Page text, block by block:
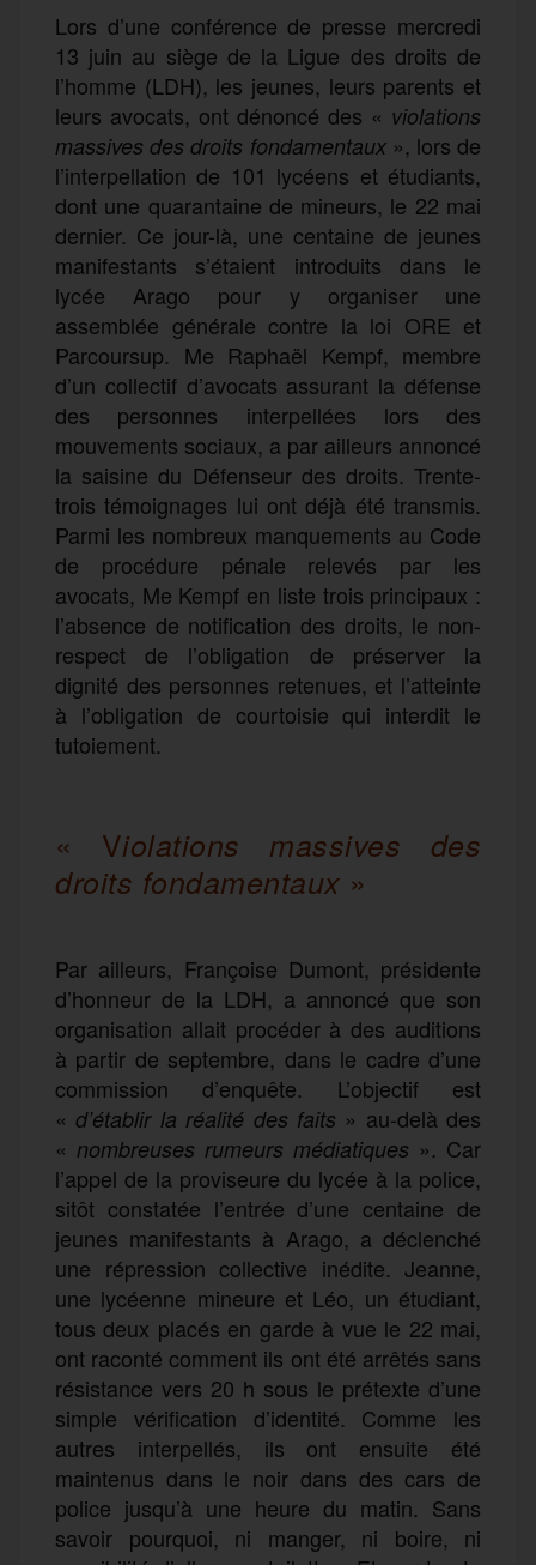
Lors d’une conférence de presse mercredi
13 juin au siège de la Ligue des droits de
l’homme (LDH), les jeunes, leurs parents et
leurs avocats, ont dénoncé des « violations
massives des droits fondamentaux», lors de
l’interpellation de 101 lycéens et étudiants,
dont une quarantaine de mineurs, le 22 mai
dernier. Ce jour-là, une centaine de jeunes
manifestants s’étaient introduits dans le
lycée Arago pour y organiser une
assemblée générale contre la loi ORE et
Parcoursup. Me Raphaël Kempf, membre
d’un collectif d’avocats assurant la défense
des personnes interpellées lors des
mouvements sociaux, a par ailleurs annoncé
la saisine du Défenseur des droits. Trente-
trois témoignages lui ont déjà été transmis.
Parmi les nombreux manquements au Code
de procédure pénale relevés par les
avocats, Me Kempf en liste trois principaux :
l’absence de notification des droits, le non-
respect de l’obligation de préserver la
dignité des personnes retenues, et l’atteinte
à l’obligation de courtoisie qui interdit le
tutoiement.
« Violations massives des
droits fondamentaux »
Par ailleurs, Françoise Dumont, présidente
d’honneur de la LDH, a annoncé que son
organisation allait procéder à des auditions
à partir de septembre, dans le cadre d’une
commission d’enquête. L’objectif est
«d’établir la réalité des faits » au-delà des
« nombreuses rumeurs médiatiques ». Car
l’appel de la proviseure du lycée à la police,
sitôt constatée l’entrée d’une centaine de
jeunes manifestants à Arago, a déclenché
une répression collective inédite. Jeanne,
une lycéenne mineure et Léo, un étudiant,
tous deux placés en garde à vue le 22 mai,
ont raconté comment ils ont été arrêtés sans
résistance vers 20 h sous le prétexte d’une
simple vérification d’identité. Comme les
autres interpellés, ils ont ensuite été
maintenus dans le noir dans des cars de
police jusqu’à une heure du matin. Sans
savoir pourquoi, ni manger, ni boire, ni